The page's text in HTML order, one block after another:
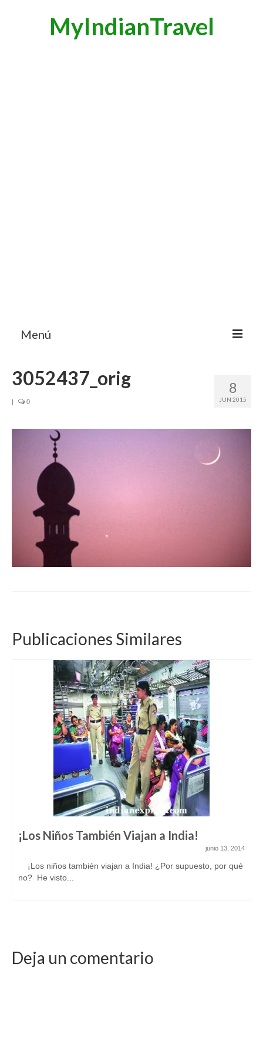
MyIndianTravel
Menú
MI BLOG VIAJES INDIA
DESTINOS
CHUCHES DE VIAJE
CONTACTO
8
JUN 2015
3052437_orig
| 0
Publicaciones Similares
¡Los Niños También Viajan a India!
junio 13, 2014
¡Los niños también viajan a India! ¿Por supuesto, por qué
no? He visto...
Deja un comentario